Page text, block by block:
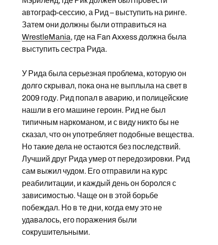
автограф-сессию, а Рид – выступить на ринге.
Затем они должны были отправиться на
WrestleMania, где на Fan Axxess должна была
выступить сестра Рида.
У Рида была серьезная проблема, которую он
долго скрывал, пока она не выплыла на свет в
2009 году. Рид попал в аварию, и полицейские
нашли в его машине героин. Рид не был
типичным наркоманом, и с виду никто бы не
сказал, что он употребляет подобные вещества.
Но такие дела не остаются без последствий.
Лучший друг Рида умер от передозировки. Рид
сам выжил чудом. Его отправили на курс
реабилитации, и каждый день он боролся с
зависимостью. Чаще он в этой борьбе
побеждал. Но в те дни, когда ему это не
удавалось, его поражения были
сокрушительными.